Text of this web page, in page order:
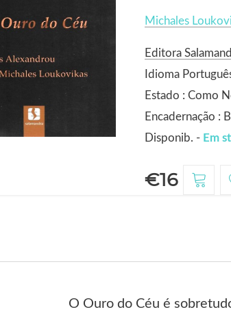
Michales
Editora
Idioma
Estado : Como
Encadernação :
Disponib. - Em
€16
O Ouro do Céu é